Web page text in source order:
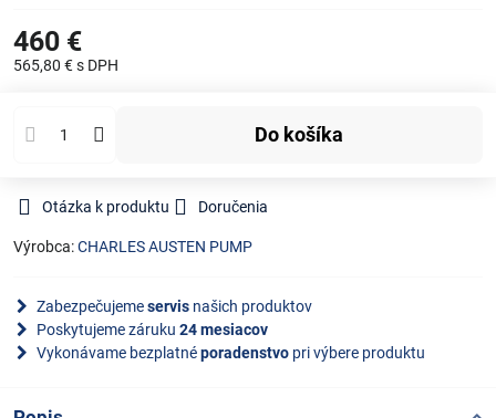
460 €
565,80 €s DPH
Do košíka
Otázka k produktu Doručenia
Výrobca:CHARLES AUSTEN PUMP
Zabezpečujemeservis našich produktov
Poskytujeme záruku 24 mesiacov
Vykonávame bezplatnéporadenstvo pri výbere produktu